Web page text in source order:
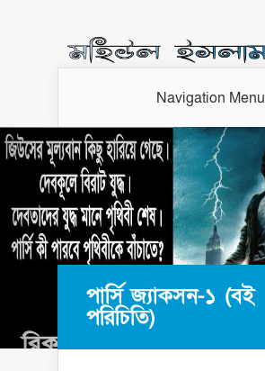
Navigation Menu
পার্সি জ্যাকসন-১ (বই
পরিচিতি)